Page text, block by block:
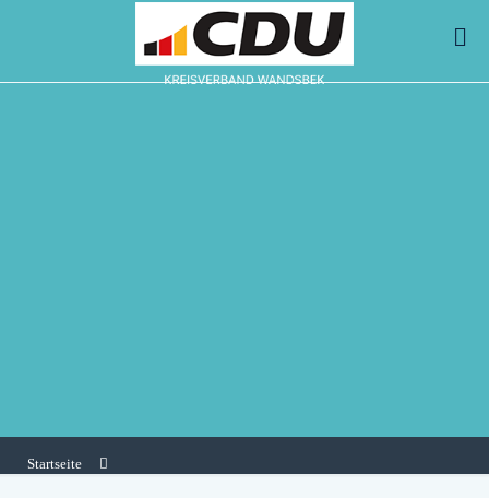
Startseite